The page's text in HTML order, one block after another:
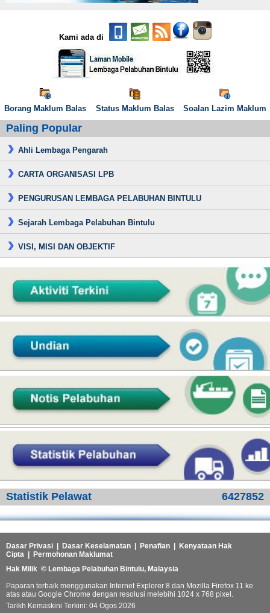
Kami ada di
Borang Maklum Balas Status Maklum Balas Soalan Lazim Maklum
Paling Popular
Ahli Lembaga Pengarah
CARTA ORGANISASI LPB
PENGURUSAN LEMBAGA PELABUHAN BINTULU
Sejarah Lembaga Pelabuhan Bintulu
VISI, MISI DAN OBJEKTIF
Statistik Pelawat 6427852
Dasar Privasi | Dasar Keselamatan | Penafian | Kenyataan Hak
Cipta | Permohonan Maklumat
Hak Milik © Lembaga Pelabuhan Bintulu, Malaysia
Paparan terbaik menggunakan Internet Explorer 8 dan Mozilla Firefox 11 ke
atas atau Google Chrome dengan resolusi melebihi 1024 x 768 pixel.
Tarikh Kemaskini Terkini: 04 Ogos 2026